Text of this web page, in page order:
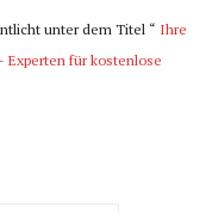
unter dem Titel “ Ihre
Experten für kostenlose